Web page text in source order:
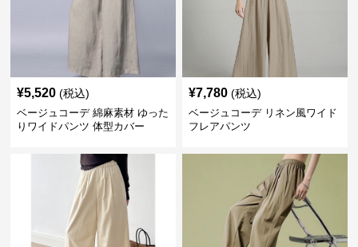
¥5,520 (税込)
ベージュコーデ 綿麻素材 ゆった
りワイドパンツ 体型カバー
¥7,780 (税込)
ベージュコーデ リネン風ワイド
フレアパンツ